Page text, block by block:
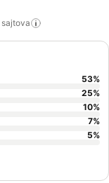
sajtova
53%
25%
10%
7%
5%